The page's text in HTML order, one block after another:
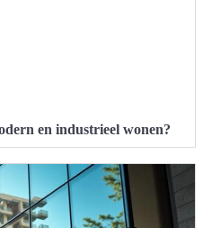
en industrieel wonen?